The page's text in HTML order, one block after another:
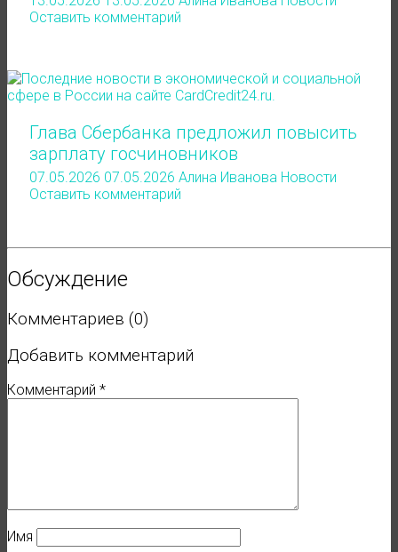
Оставить комментарий
Глава Сбербанка предложил повысить
зарплату госчиновников
07.05.2026 07.05.2026 Алина Иванова Новости
Оставить комментарий
Обсуждение
Комментариев (0)
Добавить комментарий
Комментарий *
Имя